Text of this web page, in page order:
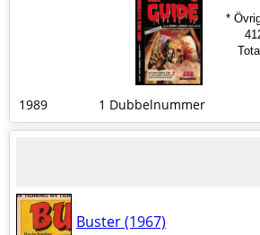
*
1989 1 Dubbelnummer
Buster (1967)